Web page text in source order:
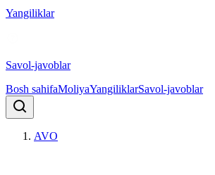
Yangiliklar
Savol-javoblar
Bosh sahifaMoliyaYangiliklarSavol-javoblar
AVO